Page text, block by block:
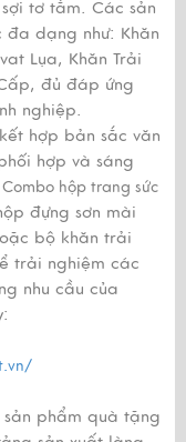
sợi tơ tằm. Các sản
đa dạng như: Khăn
Lụa, Khăn Trải
đủ đáp ứng
nghiệp.
hợp bản sắc văn
hợp và sáng
Combo hộp trang sức
đựng sơn mài
bộ khăn trải
trải nghiệm các
nhu cầu của
phẩm quà tặng